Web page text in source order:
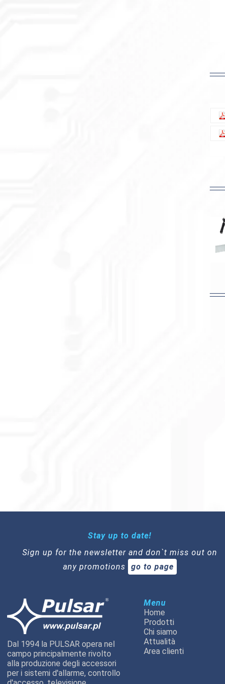
Stay up to date!
Sign up for the newsletter and don`t miss out on
any promotions
go to page
Dal 1994 la PULSAR opera nel
campo principalmente rivolto
alla produzione degli accessori
per i sistemi d'allarme, controllo
Menu
Home
Prodotti
Chi siamo
Attualità
Area clienti